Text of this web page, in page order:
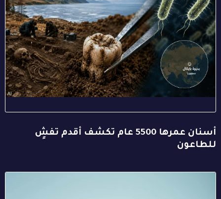
أسنان عمرها 5500 عام تكشف أقدم تفشٍ
للطاعون